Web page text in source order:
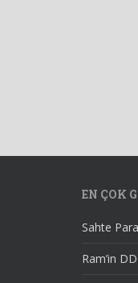
EN ÇOK
Sahte
Ram’in